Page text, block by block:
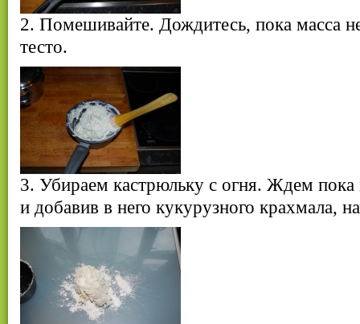
2. Помешивайте. Дождитесь, пока масса
тесто.
3. Убираем кастрюльку с огня. Ждем пока
и добавив в него кукурузного крахмала,